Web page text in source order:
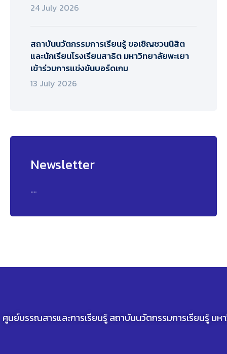
24 July 2026
สถาบันนวัตกรรมการเรียนรู้ ขอเชิญชวนนิสิต
และนักเรียนโรงเรียนสาธิต มหาวิทยาลัยพะเยา
เข้าร่วมการแข่งขันบอร์ดเกม
13 July 2026
Newsletter
....
ศูนย์บรรณสารและการเรียนรู้ สถาบันนวัตกรรมการเรียนรู้ มห